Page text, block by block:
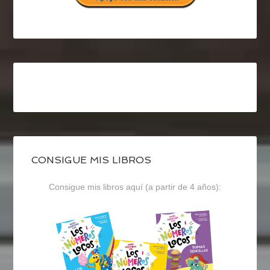
CONSIGUE MIS LIBROS
Consigue mis libros aquí (a partir de 4 años):